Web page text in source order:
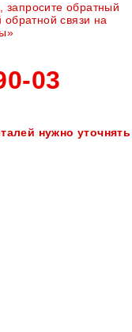
обратный
связи на
03
нужно уточнять